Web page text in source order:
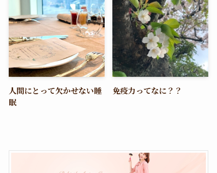
人間にとって欠かせない睡
眠
免疫力ってなに？？